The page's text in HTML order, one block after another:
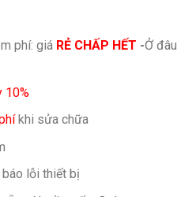
phí: giá RẺ CHẤP HẾT -Ở đâu
10%
khi sửa chữa
lỗi thiết bị